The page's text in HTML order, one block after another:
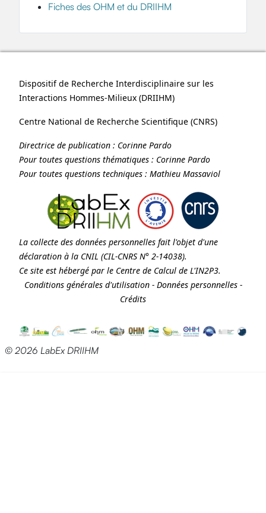
Fiches des OHM et du DRIIHM
Dispositif de Recherche Interdisciplinaire sur les
Interactions Hommes-Milieux (DRIIHM)
Centre National de Recherche Scientifique (CNRS)
Directrice de publication : Corinne Pardo
Pour toutes questions thématiques : Corinne Pardo
Pour toutes questions techniques : Mathieu Massaviol
La collecte des données personnelles fait l'objet d'une
déclaration à la CNIL (CIL-CNRS N° 2-14038).
Ce site est hébergé par le Centre de Calcul de L'IN2P3.
Conditions générales d'utilisation- Données personnelles-
Crédits
© 2026 LabEx DRIIHM